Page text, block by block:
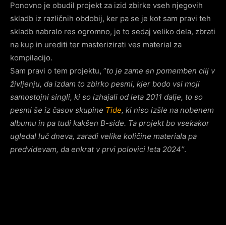
Ponovno je obudil projekt za izid zbirke vseh njegovih
skladb iz različnih obdobij, ker pa se je kot sam pravi teh
skladb nabralo res ogromno, je to sedaj veliko dela, zbrati
na kup in urediti ter masterizirati ves material za
kompilacijo.
Sam pravi o tem projektu, ”to je zame en pomemben cilj v
življenju, da izdam to zbirko pesmi, kjer bodo vsi moji
samostojni singli, ki so izhajali od leta 2011 dalje, to so
pesmi še iz časov skupine Tide, ki niso izšle na nobenem
albumu in pa tudi kakšen B-side. Ta projekt bo vsekakor
ugledal luč dneva, zaradi velike količine materiala pa
predvidevam, da enkrat v prvi polovici leta 2024’’.